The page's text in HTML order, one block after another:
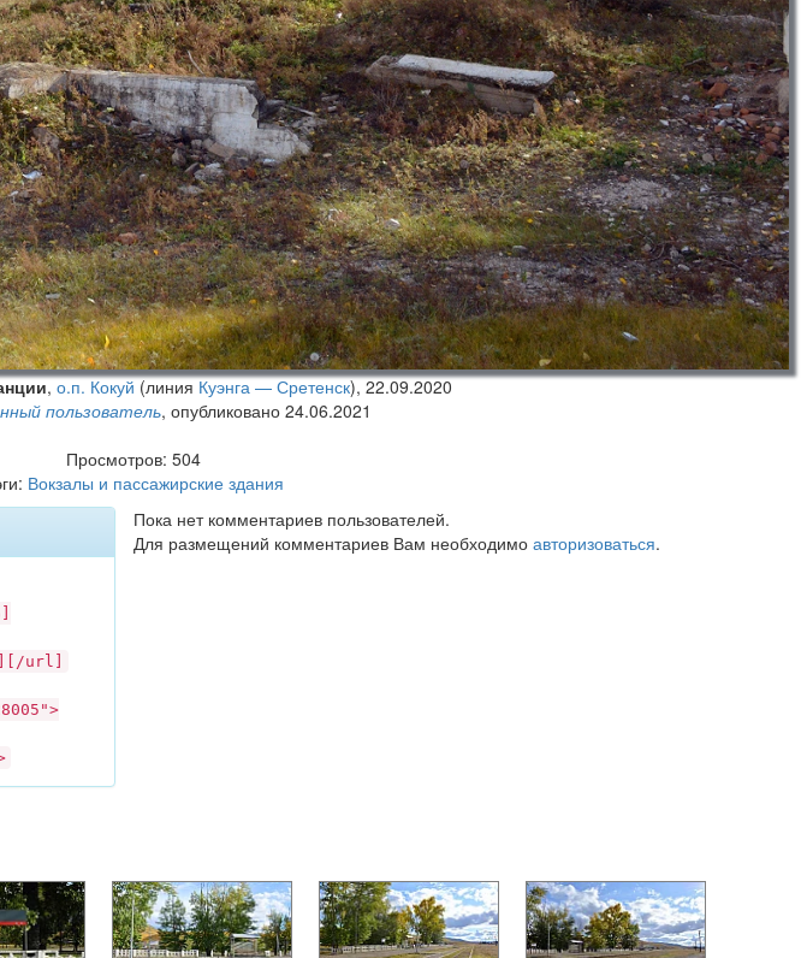
,о.п. Кокуй (линияКуэнга — Сретенск),22.09.2020
пользователь, опубликовано 24.06.2021
Просмотров: 504
Вокзалы и пассажирские здания
url]
Пока нет комментариев пользователей.
Для размещений комментариев Вам необходимо авторизоваться.